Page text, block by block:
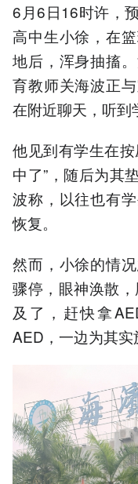
6月6日16时许，
高中生小徐，在
地后，浑身抽搐
育教师关海波正
在附近聊天，听到
他见到有学生在
中了”，随后为其
波称，以往也有
恢复。
然而，小徐的情
骤停，眼神涣散
及了，赶快拿
AED，一边为其实